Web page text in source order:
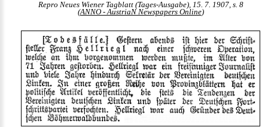
Repro Neues Wiener Tagblatt (Tages-Ausgabe), 15. 7. 1907, s. 8
(ANNO - AustriaN Newspapers Online)